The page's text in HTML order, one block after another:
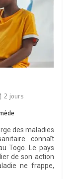
2 jours
des maladies
connaît
Togo. Le pays
de son action
ne frappe,